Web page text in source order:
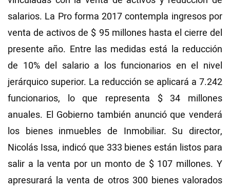
salarios. La Pro forma 2017 contempla ingresos por
venta de activos de $ 95 millones hasta el cierre del
presente año. Entre las medidas está la reducción
de 10% del salario a los funcionarios en el nivel
jerárquico superior. La reducción se aplicará a 7.242
funcionarios, lo que representa $ 34 millones
anuales. El Gobierno también anunció que venderá
los bienes inmuebles de Inmobiliar. Su director,
Nicolás Issa, indicó que 333 bienes están listos para
salir a la venta por un monto de $ 107 millones. Y
apresurará la venta de otros 300 bienes valorados